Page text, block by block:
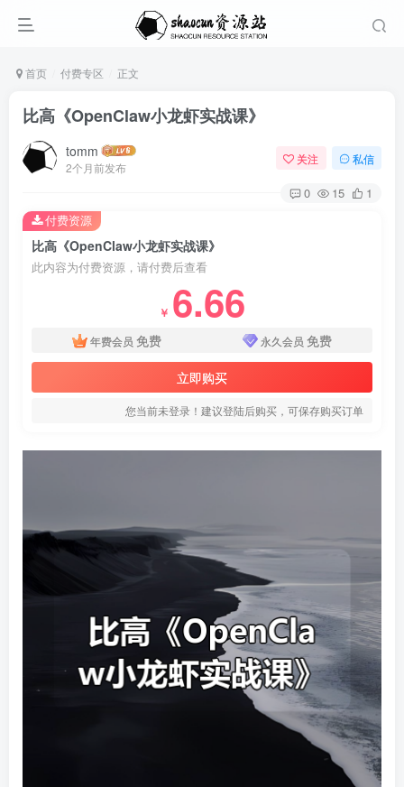
首页 付费专区 正文
比高《OpenClaw小龙虾实战课》
tomm
2个月前发布
关注 私信
0 15 1
比高《OpenClaw小龙虾实战课》
此内容为付费资源，请付费后查看
￥ 6.66
年费会员 免费 永久会员 免费
立即购买
您当前未登录！建议登陆后购买，可保存购买订单
付费资源